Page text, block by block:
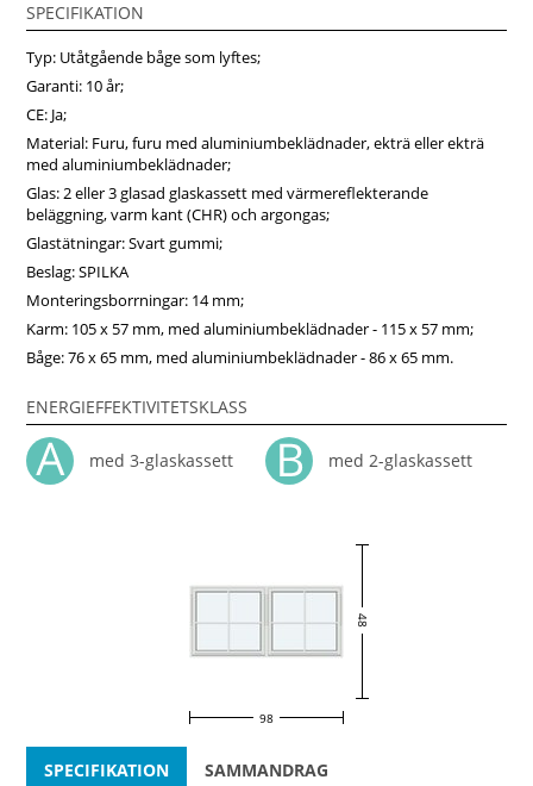
aluminiumbeklädnad på utsidan, vilket ger lång livslängd
och minimalt underhåll. Denna design passar lika bra i
vardagsrum, kök, sovrum eller fritidshus och bidrar till att
skapa en ljus och behaglig atmosfär i hemmet. Köp fönster
online hos Fonsterpro – kvalitet och kort leveranstid i hela
Sverige.
SPECIFIKATION
Typ: Utåtgående båge som lyftes;
Garanti: 10 år;
CE: Ja;
Material: Furu, furu med aluminiumbeklädnader, ekträ eller ekträ
med aluminiumbeklädnader;
Glas: 2 eller 3 glasad glaskassett med värmereflekterande
beläggning, varm kant (CHR) och argongas;
Glastätningar: Svart gummi;
Beslag: SPILKA
Monteringsborrningar: 14 mm;
Karm: 105 x 57 mm, med aluminiumbeklädnader - 115 x 57 mm;
Båge: 76 x 65 mm, med aluminiumbeklädnader - 86 x 65 mm.
ENERGIEFFEKTIVITETSKLASS
med 3-glaskassett med 2-glaskassett
48
98
SPECIFIKATION SAMMANDRAG